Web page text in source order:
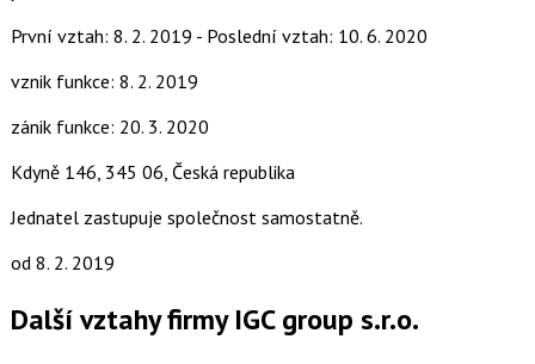
První vztah: 8. 2. 2019 - Poslední vztah: 10. 6. 2020
vznik funkce: 8. 2. 2019
zánik funkce: 20. 3. 2020
Kdyně 146, 345 06, Česká republika
Jednatel zastupuje společnost samostatně.
od 8. 2. 2019
Další vztahy firmy IGC group s.r.o.